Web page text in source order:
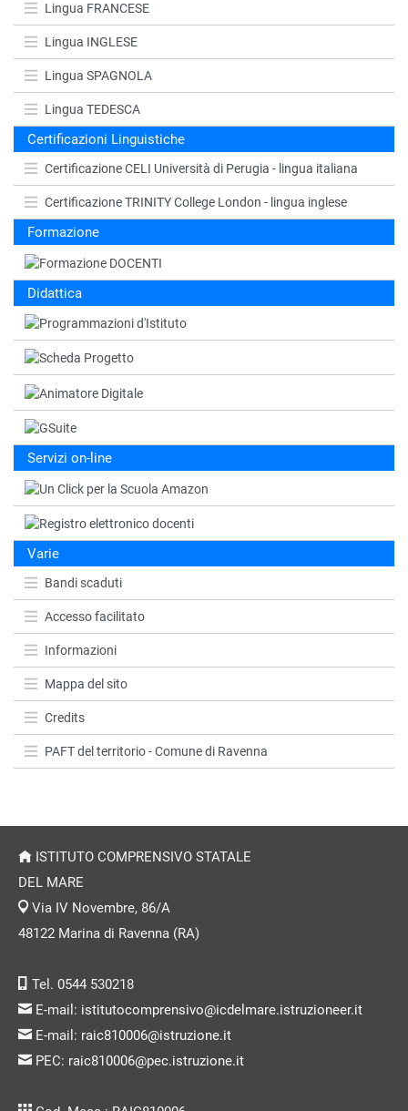
Lingua FRANCESE
Lingua INGLESE
Lingua SPAGNOLA
Lingua TEDESCA
Certificazioni Linguistiche
Certificazione CELI Università di Perugia - lingua italiana
Certificazione TRINITY College London - lingua inglese
Formazione
Didattica
Servizi on-line
Varie
Bandi scaduti
Accesso facilitato
Informazioni
Mappa del sito
Credits
PAFT del territorio - Comune di Ravenna
ISTITUTO COMPRENSIVO STATALE
DEL MARE
Via IV Novembre, 86/A
48122 Marina di Ravenna (RA)
Tel. 0544 530218
E-mail: istitutocomprensivo@icdelmare.istruzioneer.it
E-mail: raic810006@istruzione.it
PEC: raic810006@pec.istruzione.it